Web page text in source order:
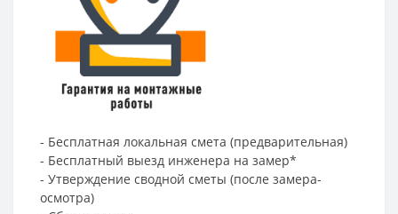
- Бесплатная локальная смета (предварительная)
- Бесплатный выезд инженера на замер*
- Утверждение сводной сметы (после замера-
осмотра)